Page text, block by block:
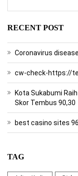
RECENT POST
Coronavirus
cw-check-https://
Kota Sukabumi
Skor Tembus 90,30
best casino sites
TAG